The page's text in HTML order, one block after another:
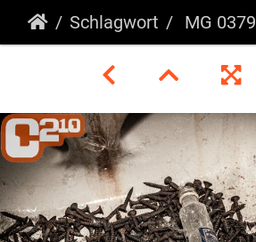
Schlagwort MG 0379